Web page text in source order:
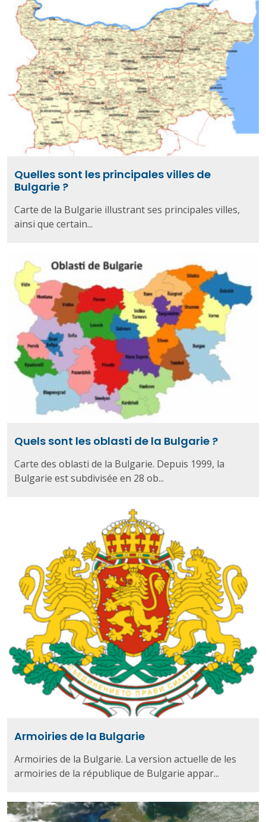
Quelles sont les principales villes de
Bulgarie ?
Carte de la Bulgarie illustrant ses principales villes,
ainsi que certain...
Quels sont les oblasti de la Bulgarie ?
Carte des oblasti de la Bulgarie. Depuis 1999, la
Bulgarie est subdivisée en 28 ob...
Armoiries de la Bulgarie
Armoiries de la Bulgarie. La version actuelle de les
armoiries de la république de Bulgarie appar...